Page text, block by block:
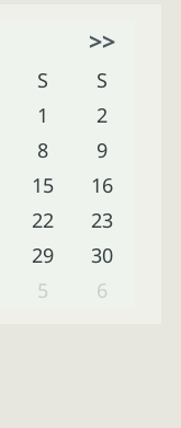
>>
S
S
1
2
8
9
15
16
22
23
29
30
5 6